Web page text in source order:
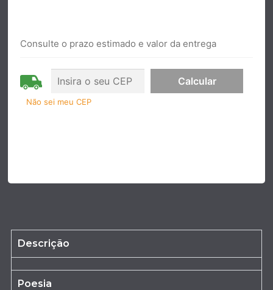
Consulte o prazo estimado e valor da entrega
Não sei meu CEP
Descrição
Poesia